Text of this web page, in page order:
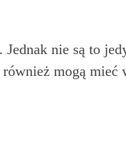
nie są to
mogą mieć